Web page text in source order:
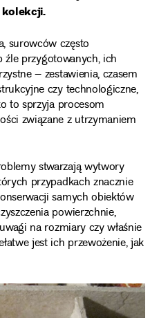
surowców często
źle przygotowanych, ich
– zestawienia, czasem
czy technologiczne,
to sprzyja procesom
związane z utrzymaniem
stwarzają wytwory
przypadkach znacznie
samych obiektów
powierzchnie,
na rozmiary czy właśnie
jest ich przewożenie, jak